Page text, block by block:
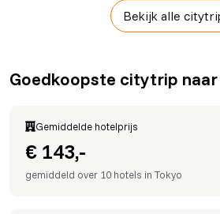
Bekijk alle
Goedkoopste citytrip
Gemiddelde hotelprijs
€ 143,-
gemiddeld over 10 hotels in Tokyo